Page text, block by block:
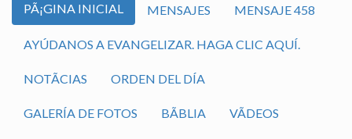
PÃ¡GINA INICIAL MENSAJES MENSAJE 458
AYÚDANOS A EVANGELIZAR. HAGA CLIC AQUÍ.
NOTÃ­CIAS ORDEN DEL DÍA
GALERÍA DE FOTOS BÃ­BLIA VÃ­DEOS